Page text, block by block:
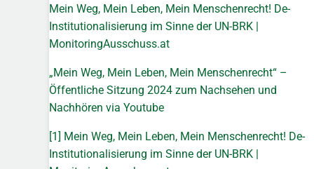
Mein Weg, Mein Leben, Mein Menschenrecht! De-
Institutionalisierung im Sinne der UN-BRK |
MonitoringAusschuss.at
„Mein Weg, Mein Leben, Mein Menschenrecht“ –
Öffentliche Sitzung 2024 zum Nachsehen und
Nachhören via Youtube
[1] Mein Weg, Mein Leben, Mein Menschenrecht! De-
Institutionalisierung im Sinne der UN-BRK |